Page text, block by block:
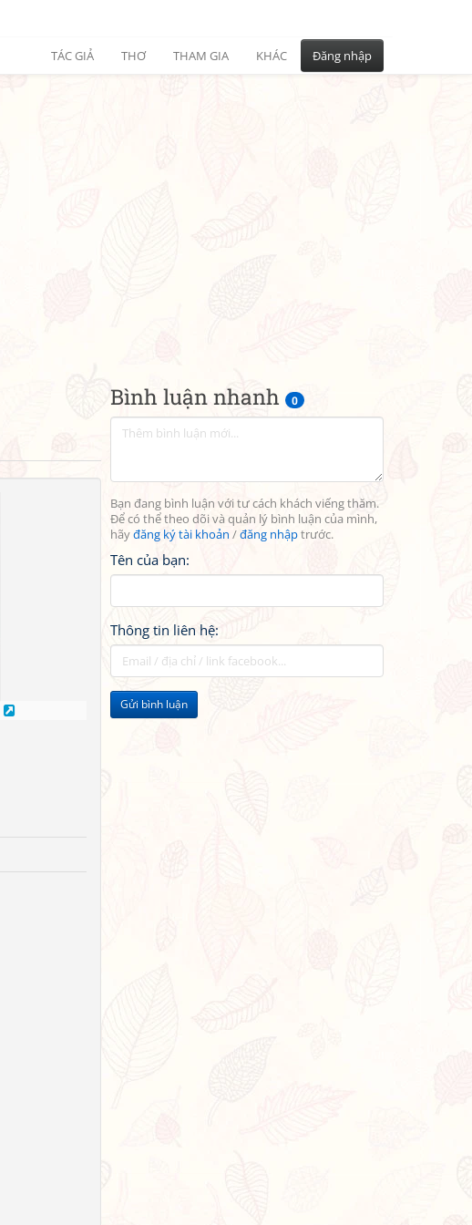
TÁC GIẢ THƠ THAM GIA KHÁC Đăng nhập
Bình luận nhanh 0
Bạn đang bình luận với tư cách khách viếng thăm.
Để có thể theo dõi và quản lý bình luận của mình,
hãyđăng ký tài khoản /đăng nhậptrước.
Tên của bạn:
Thông tin liên hệ:
Gửi bình luận